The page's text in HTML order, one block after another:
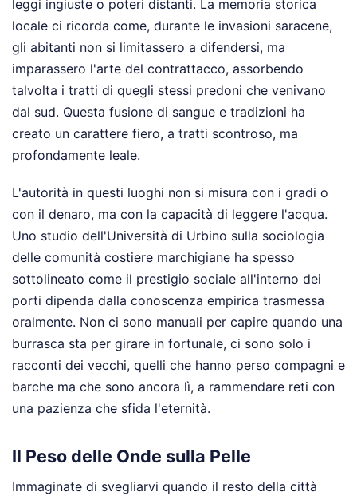
leggi ingiuste o poteri distanti. La memoria storica
locale ci ricorda come, durante le invasioni saracene,
gli abitanti non si limitassero a difendersi, ma
imparassero l'arte del contrattacco, assorbendo
talvolta i tratti di quegli stessi predoni che venivano
dal sud. Questa fusione di sangue e tradizioni ha
creato un carattere fiero, a tratti scontroso, ma
profondamente leale.
L'autorità in questi luoghi non si misura con i gradi o
con il denaro, ma con la capacità di leggere l'acqua.
Uno studio dell'Università di Urbino sulla sociologia
delle comunità costiere marchigiane ha spesso
sottolineato come il prestigio sociale all'interno dei
porti dipenda dalla conoscenza empirica trasmessa
oralmente. Non ci sono manuali per capire quando una
burrasca sta per girare in fortunale, ci sono solo i
racconti dei vecchi, quelli che hanno perso compagni e
barche ma che sono ancora lì, a rammendare reti con
una pazienza che sfida l'eternità.
Il Peso delle Onde sulla Pelle
Immaginate di svegliarvi quando il resto della città